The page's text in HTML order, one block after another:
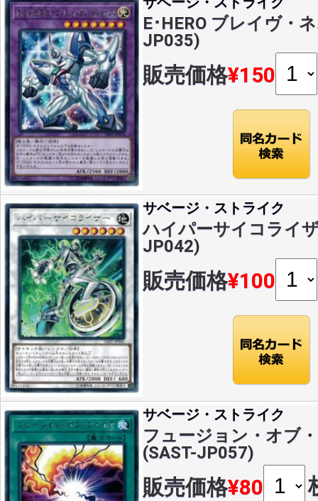
E･HERO ブレイヴ・
JP035)
販売価格¥150
サベージ・ストライク
ハイパーサイコライ
JP042)
販売価格¥100
サベージ・ストライク
フュージョン・オブ
(SAST-JP057)
販売価格¥80